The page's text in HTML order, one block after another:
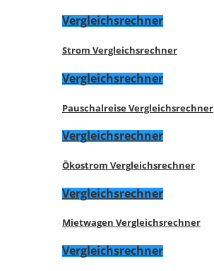
Vergleichsrechner
Strom Vergleichsrechner
Vergleichsrechner
Pauschalreise Vergleichsrechner
Vergleichsrechner
Ökostrom Vergleichsrechner
Vergleichsrechner
Mietwagen Vergleichsrechner
Vergleichsrechner